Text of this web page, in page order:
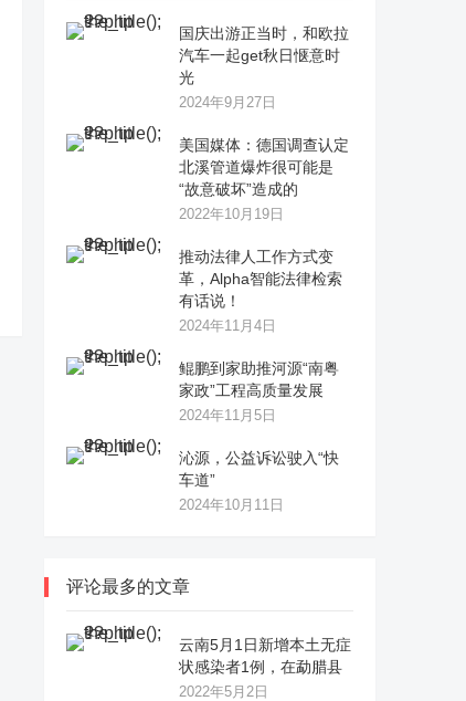
国庆出游正当时，和欧拉
汽车一起get秋日惬意时
光
2024年9月27日
美国媒体：德国调查认定
北溪管道爆炸很可能是
“故意破坏”造成的
2022年10月19日
推动法律人工作方式变
革，Alpha智能法律检索
有话说！
2024年11月4日
鲲鹏到家助推河源“南粤
家政”工程高质量发展
2024年11月5日
沁源，公益诉讼驶入“快
车道”
2024年10月11日
评论最多的文章
云南5月1日新增本土无症
状感染者1例，在勐腊县
2022年5月2日